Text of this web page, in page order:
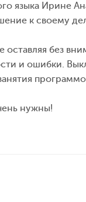
языка Ирине
к своему
без
и ошибки.
нужны!